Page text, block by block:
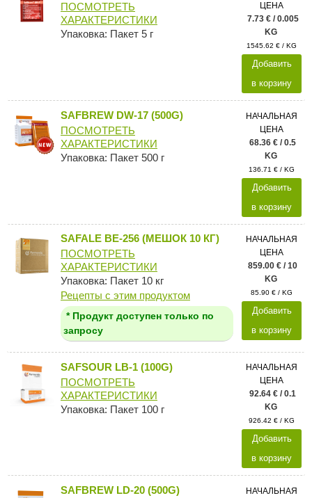
ПОСМОТРЕТЬ
ХАРАКТЕРИСТИКИ
Упаковка: Пакет 5 г
ЦЕНА
7.73 € / 0.005
KG
1545.62 € / KG
Добавить
в корзину
SAFBREW DW-17 (500G)
ПОСМОТРЕТЬ
ХАРАКТЕРИСТИКИ
Упаковка: Пакет 500 г
НАЧАЛЬНАЯ
ЦЕНА
68.36 € / 0.5
KG
136.71 € / KG
Добавить
в корзину
SAFALE BE-256 (МЕШОК 10 КГ)
ПОСМОТРЕТЬ
ХАРАКТЕРИСТИКИ
Упаковка: Пакет 10 кг
Рецепты с этим продуктом
* Продукт доступен только по
запросу
НАЧАЛЬНАЯ
ЦЕНА
859.00 € / 10
KG
85.90 € / KG
Добавить
в корзину
SAFSOUR LB-1 (100G)
ПОСМОТРЕТЬ
ХАРАКТЕРИСТИКИ
Упаковка: Пакет 100 г
НАЧАЛЬНАЯ
ЦЕНА
92.64 € / 0.1
KG
926.42 € / KG
Добавить
в корзину
SAFBREW LD-20 (500G)
НАЧАЛЬНАЯ